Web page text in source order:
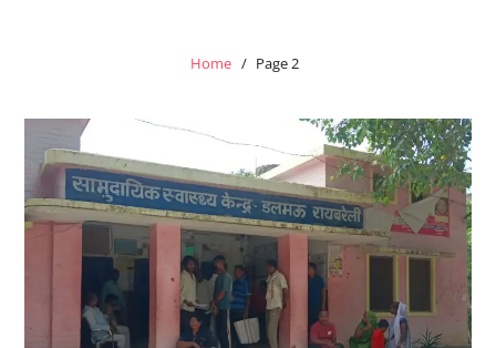
Home Page 2